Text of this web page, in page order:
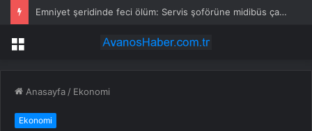
Emniyet şeridinde feci ölüm: Servis şoförüne midibüs çarptı
Menü
Anasayfa / Ekonomi
Ekonomi